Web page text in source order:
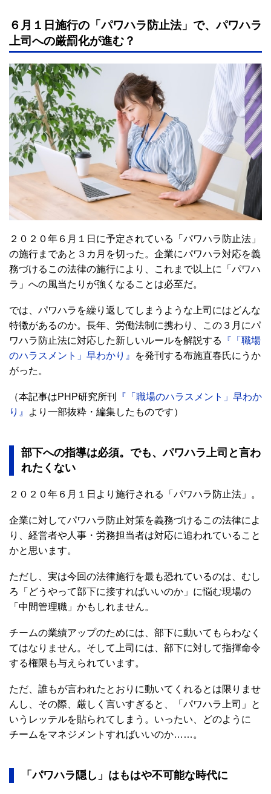
６月１日施行の「パワハラ防止法」で、パワハラ
上司への厳罰化が進む？
２０２０年６月１日に予定されている「パワハラ防止法」
の施行まであと３カ月を切った。企業にパワハラ対応を義
務づけるこの法律の施行により、これまで以上に「パワハ
ラ」への風当たりが強くなることは必至だ。
では、パワハラを繰り返してしまうような上司にはどんな
特徴があるのか。長年、労働法制に携わり、この３月にパ
ワハラ防止法に対応した新しいルールを解説する
『「職場
のハラスメント」早わかり』
を発刊する布施直春氏にうか
がった。
（本記事はPHP研究所刊
『「職場のハラスメント」早わか
り』
より一部抜粋・編集したものです）
部下への指導は必須。でも、パワハラ上司と言わ
れたくない
２０２０年６月１日より施行される「パワハラ防止法」。
企業に対してパワハラ防止対策を義務づけるこの法律によ
り、経営者や人事・労務担当者は対応に追われていること
かと思います。
ただし、実は今回の法律施行を最も恐れているのは、むし
ろ「どうやって部下に接すればいいのか」に悩む現場の
「中間管理職」かもしれません。
チームの業績アップのためには、部下に動いてもらわなく
てはなりません。そして上司には、部下に対して指揮命令
する権限も与えられています。
ただ、誰もが言われたとおりに動いてくれるとは限りませ
んし、その際、厳しく言いすぎると、「パワハラ上司」と
いうレッテルを貼られてしまう。いったい、どのように
チームをマネジメントすればいいのか……。
「パワハラ隠し」はもはや不可能な時代に